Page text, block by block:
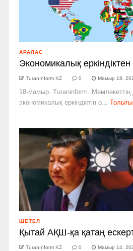
АРАЛАС
Экономикалық
TuranInform KZ 0 Мамыр 18,
18-мамыр. Turaninform.
экономикалық еркіндіктің о...
ШЕТЕЛ
Қытай АҚШ-қа қатаң
TuranInform KZ 0 Мамыр 14,